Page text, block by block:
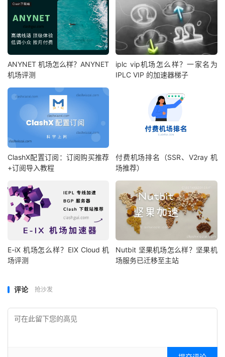
ANYNET 机场怎么样？ANYNET
机场评测
iplc vip机场怎么样？一家名为
IPLC VIP 的加速器梯子
ClashX配置订阅：订阅购买推荐
+订阅导入教程
付费机场排名（SSR、V2ray 机
场推荐）
E-iX 机场怎么样？EIX Cloud 机
场评测
Nutbit 坚果机场怎么样？坚果机
场服务已迁移至主站
评论 抢沙发